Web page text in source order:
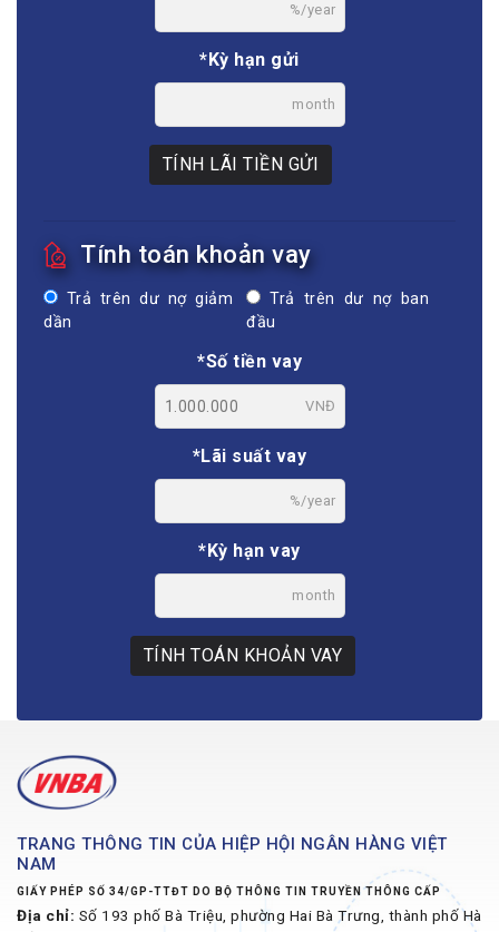
%/year
*Kỳ hạn gửi
month
TÍNH LÃI TIỀN GỬI
Tính toán khoản vay
Trả trên dư nợ giảm
dần
Trả trên dư nợ ban
đầu
*Số tiền vay
VNĐ
*Lãi suất vay
%/year
*Kỳ hạn vay
month
TÍNH TOÁN KHOẢN VAY
TRANG THÔNG TIN CỦA HIỆP HỘI NGÂN HÀNG VIỆT
NAM
GIẤY PHÉP SỐ 34/GP-TTĐT DO BỘ THÔNG TIN TRUYỀN THÔNG CẤP
Địa chỉ: Số 193 phố Bà Triệu, phường Hai Bà Trưng, thành phố Hà